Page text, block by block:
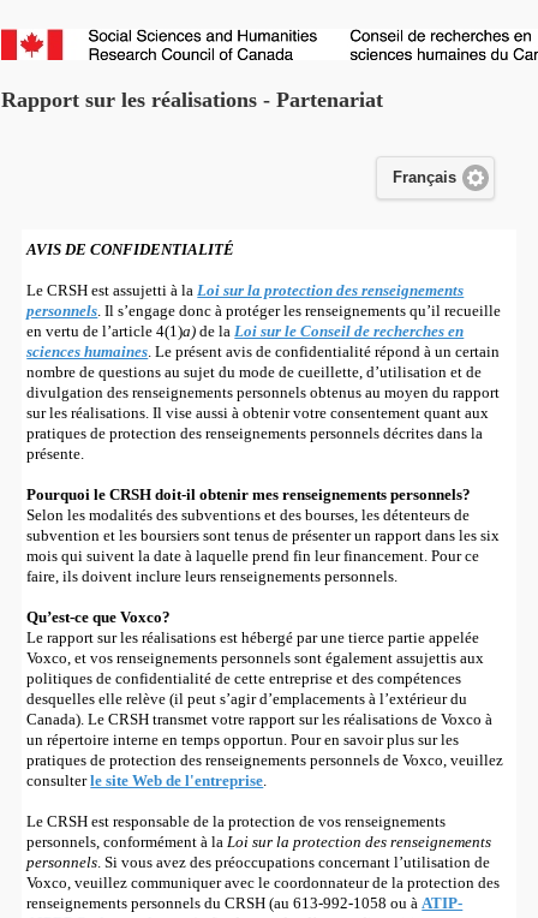
Rapport sur les réalisations - Partenariat
Français
AVIS DE CONFIDENTIALITÉ
Le CRSH est assujetti à laLoi sur la protection des renseignements
personnels. Il s’engage donc à protéger les renseignements qu’il recueille
en vertu de l’article 4(1)a) de laLoi sur le Conseil de recherches en
sciences humaines. Le présent avis de confidentialité répond à un certain
nombre de questions au sujet du mode de cueillette, d’utilisation et de
divulgation des renseignements personnels obtenus au moyen du rapport
sur les réalisations. Il vise aussi à obtenir votre consentement quant aux
pratiques de protection des renseignements personnels décrites dans la
présente.
Pourquoi le CRSH doit-il obtenir mes renseignements personnels?
Selon les modalités des subventions et des bourses, les détenteurs de
subvention et les boursiers sont tenus de présenter un rapport dans les six
mois qui suivent la date à laquelle prend fin leur financement. Pour ce
faire, ils doivent inclure leurs renseignements personnels.
Qu’est-ce que Voxco?
Le rapport sur les réalisations est hébergé par une tierce partie appelée
Voxco, et vos renseignements personnels sont également assujettis aux
politiques de confidentialité de cette entreprise et des compétences
desquelles elle relève (il peut s’agir d’emplacements à l’extérieur du
Canada). Le CRSH transmet votre rapport sur les réalisations de Voxco à
un répertoire interne en temps opportun. Pour en savoir plus sur les
pratiques de protection des renseignements personnels de Voxco, veuillez
consulterle site Web de l'entreprise.
Le CRSH est responsable de la protection de vos renseignements
personnels, conformément à laLoi sur la protection des renseignements
personnels. Si vous avez des préoccupations concernant l’utilisation de
Voxco, veuillez communiquer avec le coordonnateur de la protection des
renseignements personnels du CRSH (au 613-992-1058 ou àATIP-